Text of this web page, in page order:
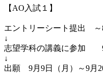
【AO入試１】
エントリーシート提出 ～
↓
志望学科の講義に参加 9
↓
出願 9月9日（月）～9月